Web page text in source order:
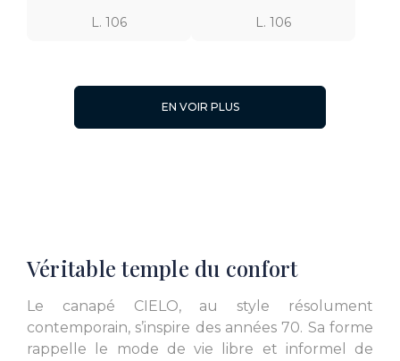
L. 106 L. 106
EN VOIR PLUS
Véritable temple du confort
Le canapé CIELO, au style résolument
contemporain, s’inspire des années 70. Sa forme
rappelle le mode de vie libre et informel de